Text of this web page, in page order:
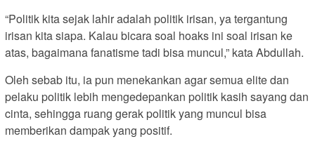
“Politik kita sejak lahir adalah politik irisan, ya tergantung
irisan kita siapa. Kalau bicara soal hoaks ini soal irisan ke
atas, bagaimana fanatisme tadi bisa muncul,” kata Abdullah.
Oleh sebab itu, ia pun menekankan agar semua elite dan
pelaku politik lebih mengedepankan politik kasih sayang dan
cinta, sehingga ruang gerak politik yang muncul bisa
memberikan dampak yang positif.